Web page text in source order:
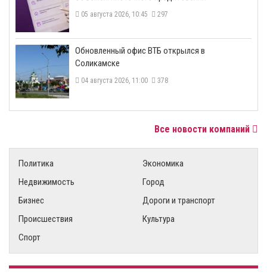
05 августа 2026, 10:45 297
​Обновленный офис ВТБ открылся в
Соликамске
04 августа 2026, 11:00 378
Все новости компаний
Политика
Экономика
Недвижимость
Город
Бизнес
Дороги и транспорт
Происшествия
Культура
Спорт